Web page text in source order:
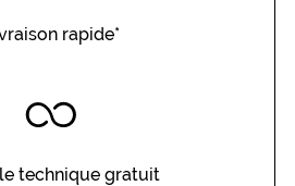
rapide*
technique gratuit